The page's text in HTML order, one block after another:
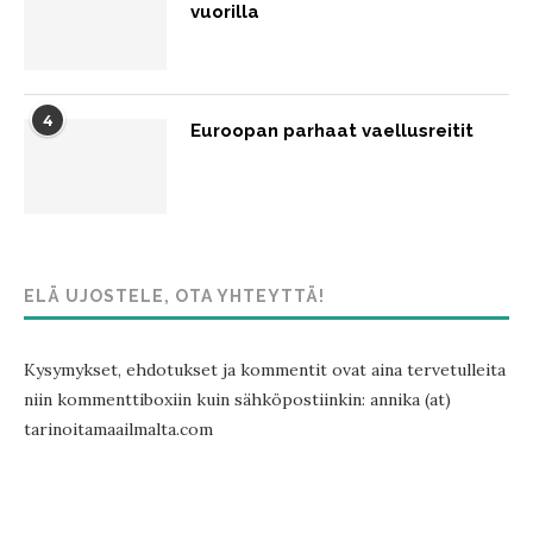
vuorilla
4 Euroopan parhaat vaellusreitit
ELÄ UJOSTELE, OTA YHTEYTTÄ!
Kysymykset, ehdotukset ja kommentit ovat aina tervetulleita
niin kommenttiboxiin kuin sähköpostiinkin: annika (at)
tarinoitamaailmalta.com